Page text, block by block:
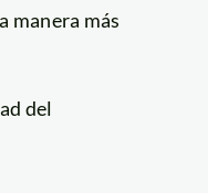
manera más
del